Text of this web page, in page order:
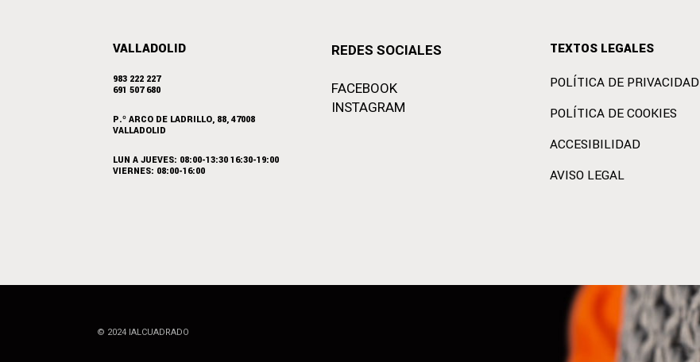
VALLADOLID
983 222 227
691 507 680
P.º ARCO DE LADRILLO, 88, 47008
VALLADOLID
LUN A JUEVES: 08:00-13:30 16:30-19:00
VIERNES: 08:00-16:00
REDES SOCIALES
FACEBOOK
INSTAGRAM
TEXTOS LEGALES
POLÍTICA DE PRIVACIDAD
POLÍTICA DE COOKIES
ACCESIBILIDAD
AVISO LEGAL
© 2024 IALCUADRADO